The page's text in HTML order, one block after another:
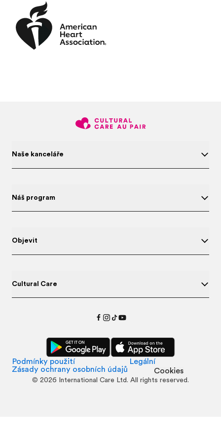
Naše kanceláře
Náš program
Objevit
Cultural Care
Podmínky použití
Legální
Zásady ochrany osobních údajů
Cookies
© 2026 International Care Ltd. All rights reserved.